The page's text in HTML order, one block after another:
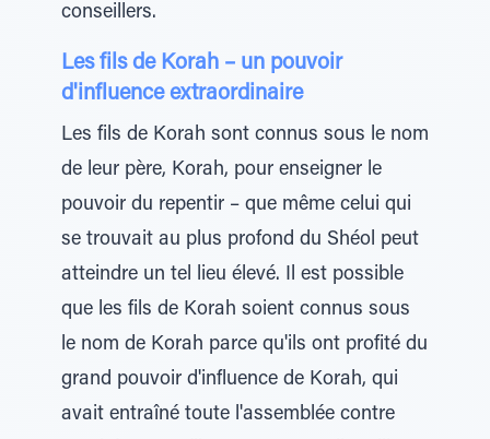
conseillers.
Les fils de Korah – un pouvoir
d'influence extraordinaire
Les fils de Korah sont connus sous le nom
de leur père, Korah, pour enseigner le
pouvoir du repentir – que même celui qui
se trouvait au plus profond du Shéol peut
atteindre un tel lieu élevé. Il est possible
que les fils de Korah soient connus sous
le nom de Korah parce qu'ils ont profité du
grand pouvoir d'influence de Korah, qui
avait entraîné toute l'assemblée contre